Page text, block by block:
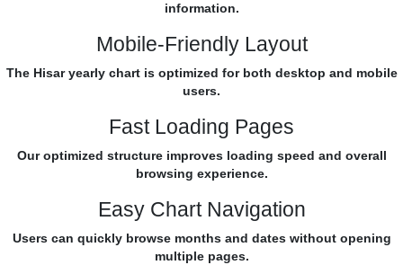
information.
Mobile-Friendly Layout
The Hisar yearly chart is optimized for both desktop and mobile
users.
Fast Loading Pages
Our optimized structure improves loading speed and overall
browsing experience.
Easy Chart Navigation
Users can quickly browse months and dates without opening
multiple pages.